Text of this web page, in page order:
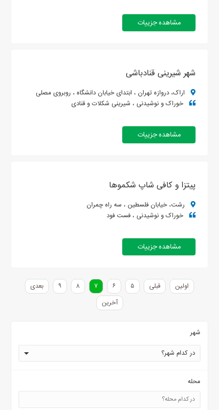
مشاهده جزییات
شهر شیرینی قنادباشی
اراک، دروازه تهران ، ابتدای خیابان دانشگاه ، روبروی مصلی
خوراک و نوشیدنی ، شیرینی شکلات و قنادی
مشاهده جزییات
پیتزا و کافی شاپ شکموها
رشت، خیابان فلسطین ، سه راه چمران
خوراک و نوشیدنی ، فست فود
مشاهده جزییات
اولین قبلی ۵ ۶ ۷ ۸ ۹
بعدی
آخرین
شهر
در کدام شهر؟
محله